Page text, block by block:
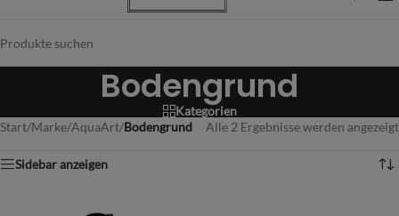
Bodengrund
Kategorien
Start/Marke/AquaArt/Bodengrund Alle 2 Ergebnisse werden angezeigt
Sidebar anzeigen